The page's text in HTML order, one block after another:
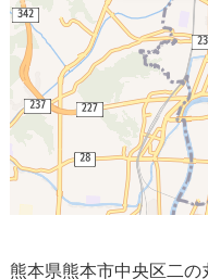
熊本県熊本市中央区二の